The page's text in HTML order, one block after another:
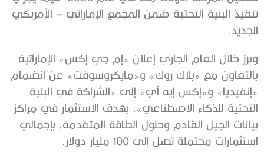
تنفيذ البنية التحتية ضمن المجمع الإماراتي – الأمريكي
الجديد.
وبرز خلال العام الجاري إعلان «إم جي إكس» الإماراتية
بالتعاون مع «بلاك روك» و«مايكروسوفت» عن انضمام
«إنفيديا» و«إكس إيه آي» إلى «الشراكة في البنية
التحتية للذكاء الاصطناعي»، بهدف الاستثمار في مراكز
بيانات الجيل القادم وحلول الطاقة المتقدمة، بإجمالي
استثمارات محتملة تصل إلى 100 مليار دولار.